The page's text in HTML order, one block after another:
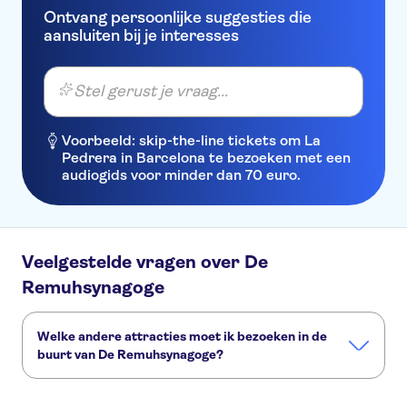
Ontvang persoonlijke suggesties die
aansluiten bij je interesses
Stel gerust je vraag...
Voorbeeld: skip-the-line tickets om La
Pedrera in Barcelona te bezoeken met een
audiogids voor minder dan 70 euro.
Veelgestelde vragen over De
Remuhsynagoge
Welke andere attracties moet ik bezoeken in de
buurt van De Remuhsynagoge?